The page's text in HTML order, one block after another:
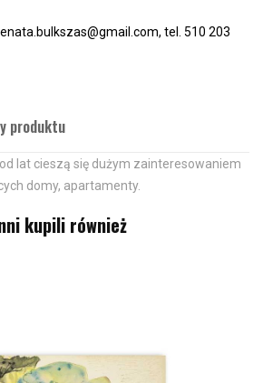
tel. 510 203
produktu
lat cieszą się dużym zainteresowaniem
domy, apartamenty.
kupili również